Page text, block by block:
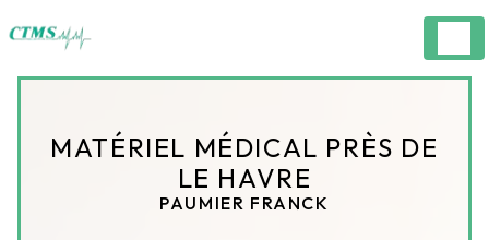
MATÉRIEL MÉDICAL PRÈS DE
LE HAVRE
PAUMIER FRANCK